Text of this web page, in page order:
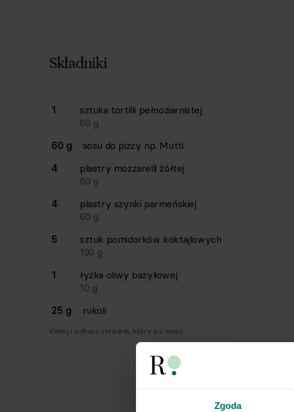
Zgoda
Składniki
Lista składników przepisu z ilościami i wagami
Ilość Składnik
1 sztuka tortilli pełnoziarnistej
60 g
60 g
sosu do pizzy np. Mutti
4
plastry mozzarelli żółtej
60 g
4
plastry szynki parmeńskiej
60 g
5
sztuk pomidorków koktajlowych
100 g
1
łyżka oliwy bazyliowej
10 g
25 g
rukoli
Kliknij i odhacz składnik, który już masz.